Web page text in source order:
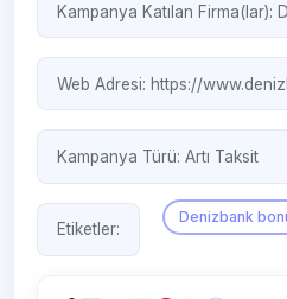
Kampanya Katılan Firma(lar):
Web Adresi: https://
Kampanya Türü:Artı Taksit
Etiketler:
Denizbank